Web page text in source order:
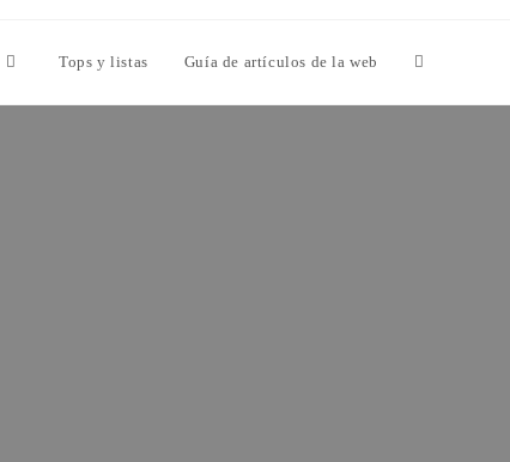
Tops y listas Guía de artículos de la web